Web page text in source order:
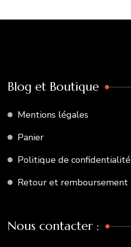
Blog et Boutique
Mentions légales
Panier
Politique de confidentialité
Retour et remboursement
Nous contacter :